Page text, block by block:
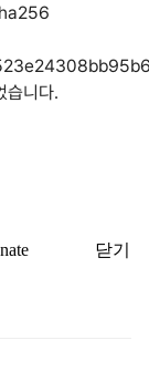
니다.
닫기